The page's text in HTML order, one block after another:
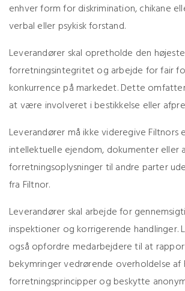
enhver form for diskrimination, chikane
verbal eller psykisk forstand.
Leverandører skal opretholde den
forretningsintegritet og arbejde for fair
konkurrence på markedet. Dette
at være involveret i bestikkelse eller
Leverandører må ikke videregive Filtnors
intellektuelle ejendom, dokumenter eller
forretningsoplysninger til andre parter
fra Filtnor.
Leverandører skal arbejde for
inspektioner og korrigerende handlinger.
også opfordre medarbejdere til at
bekymringer vedrørende overholdelse af
forretningsprincipper og beskytte